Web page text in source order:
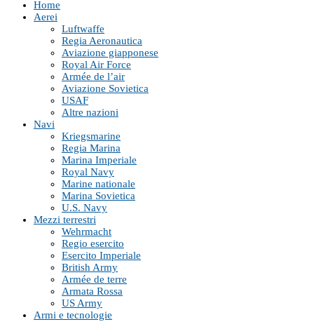
Home
Aerei
Luftwaffe
Regia Aeronautica
Aviazione giapponese
Royal Air Force
Armée de l’air
Aviazione Sovietica
USAF
Altre nazioni
Navi
Kriegsmarine
Regia Marina
Marina Imperiale
Royal Navy
Marine nationale
Marina Sovietica
U.S. Navy
Mezzi terrestri
Wehrmacht
Regio esercito
Esercito Imperiale
British Army
Armée de terre
Armata Rossa
US Army
Armi e tecnologie